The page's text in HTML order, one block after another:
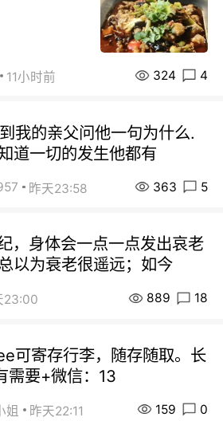
11小时前 324 4
我的亲父问他一句为什么.
道一切的发生他都有
昨天23:58 363 5
，身体会一点一点发出哀老
以为衰老很遥远；如今
23:00 889 18
可寄存行李，随存随取。长
需要+微信：13
姐 昨天22:11 159 0